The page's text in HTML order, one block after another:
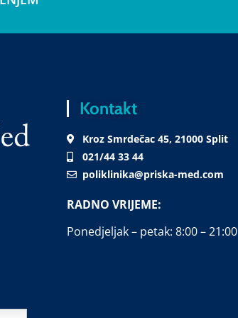
Kontakt
Kroz Smrdečac 45, 21000 Split
021/44 33 44
poliklinika@priska-med.com
RADNO VRIJEME:
Ponedjeljak – petak: 8:00 – 21:00